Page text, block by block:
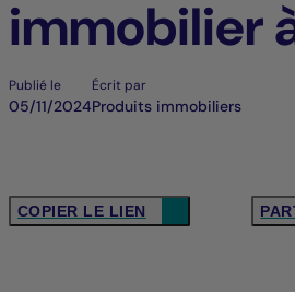
immobilier
de clinique
Publié le
05/11/2024
Écrit par
Produits immobiliers
COPIER LE LIEN